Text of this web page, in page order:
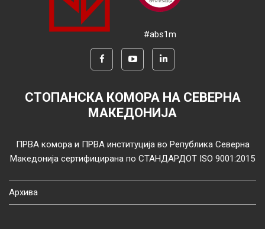
#abs1m
СТОПАНСКА КОМОРА НА СЕВЕРНА
МАКЕДОНИЈА
ПРВА комора и ПРВА институција во Република Северна
Македонија сертифицирана по СТАНДАРДОТ ISO 9001:2015
Архива